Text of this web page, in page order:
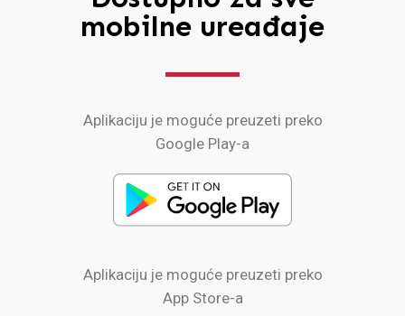
mobilne ureađaje
Aplikaciju je moguće preuzeti preko
Google Play-a
Aplikaciju je moguće preuzeti preko
App Store-a